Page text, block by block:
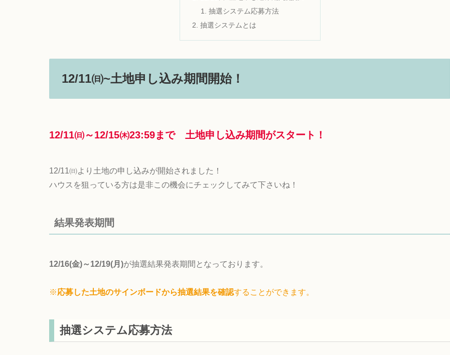
抽選システム応募方法
抽選システムとは
12/11㈰~土地申し込み期間開始！
12/11㈰～12/15㈭23:59まで 土地申し込み期間がスタート！
12/11㈰より土地の申し込みが開始されました！
ハウスを狙っている方は是非この機会にチェックしてみて下さいね！
結果発表期間
12/16(金)～12/19(月)が抽選結果発表期間となっております。
※応募した土地のサインボードから抽選結果を確認することができます。
抽選システム応募方法